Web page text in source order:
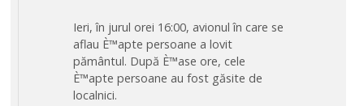
Ieri, în jurul orei 16:00, avionul în care se
aflau È™apte persoane a lovit
pământul. După È™ase ore, cele
È™apte persoane au fost găsite de
localnici.